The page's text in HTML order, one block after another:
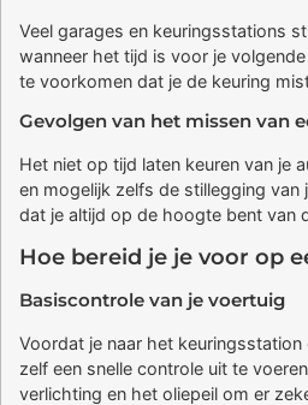
Veel garages en keuringsstations
wanneer het tijd is voor je
te voorkomen dat je de keuring
Gevolgen van het missen van
Het niet op tijd laten keuren van je
en mogelijk zelfs de stillegging
dat je altijd op de hoogte bent van
Hoe bereid je je voor op
Basiscontrole van je voertuig
Voordat je naar het
zelf een snelle controle uit te
verlichting en het oliepeil om er